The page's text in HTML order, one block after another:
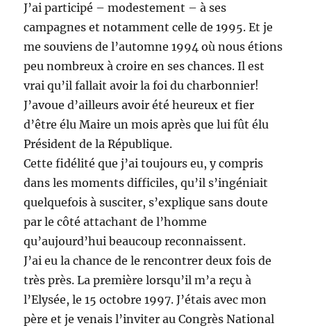
J’ai participé – modestement – à ses
campagnes et notamment celle de 1995. Et je
me souviens de l’automne 1994 où nous étions
peu nombreux à croire en ses chances. Il est
vrai qu’il fallait avoir la foi du charbonnier!
J’avoue d’ailleurs avoir été heureux et fier
d’être élu Maire un mois après que lui fût élu
Président de la République.
Cette fidélité que j’ai toujours eu, y compris
dans les moments difficiles, qu’il s’ingéniait
quelquefois à susciter, s’explique sans doute
par le côté attachant de l’homme
qu’aujourd’hui beaucoup reconnaissent.
J’ai eu la chance de le rencontrer deux fois de
très près. La première lorsqu’il m’a reçu à
l’Elysée, le 15 octobre 1997. J’étais avec mon
père et je venais l’inviter au Congrès National